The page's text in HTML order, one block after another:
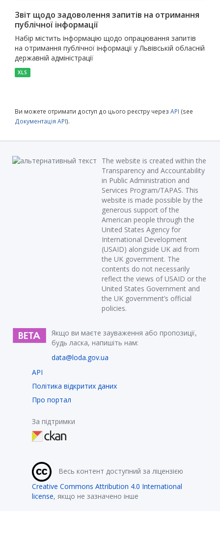
Звіт щодо задоволення запитів на отримання
публічної інформації
Набір містить інформацію щодо опрацювання запитів
на отримання публічної інформації у Львівській обласній
державній адміністрації
XLS
Ви можете отримати доступ до цього реєстру через API (see
Документація API).
The website is created within the
Transparency and Accountability
in Public Administration and
Services Program/TAPAS. This
website is made possible by the
generous support of the
American people through the
United States Agency for
International Development
(USAID) alongside UK aid from
the UK government. The
contents do not necessarily
reflect the views of USAID or the
United States Government and
the UK government’s official
policies.
Якщо ви маєте зауваження або пропозиції,
будь ласка, напишіть нам:
data@loda.gov.ua
API
Політика відкритих даних
Про портал
За підтримки
Весь контент доступний за ліцензією
Creative Commons Attribution 4.0 International
license, якщо не зазначено інше